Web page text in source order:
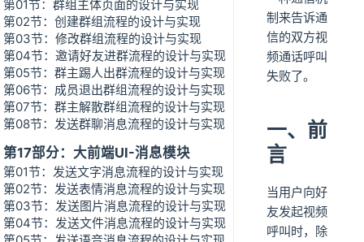
第01节：群组主体页面的设计与实现
第02节：创建群组流程的设计与实现
第03节：修改群组流程的设计与实现
第04节：邀请好友进群流程的设计与实现
第05节：群主踢人出群流程的设计与实现
第06节：成员退出群组流程的设计与实现
第07节：群主解散群组流程的设计与实现
第08节：发送群聊消息流程的设计与实现
第17部分：大前端UI-消息模块
第01节：发送文字消息流程的设计与实现
第02节：发送表情消息流程的设计与实现
第03节：发送图片消息流程的设计与实现
第04节：发送文件消息流程的设计与实现
制来告诉通
信的双方视
频通话呼叫
失败了。
一、前
言
当用户向好
友发起视频
呼叫时，除